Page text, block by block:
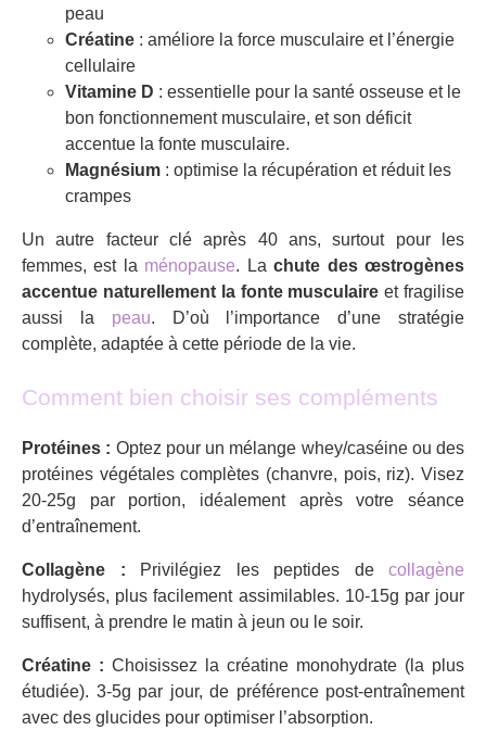
peau
Créatine : améliore la force musculaire et l’énergie
cellulaire
Vitamine D : essentielle pour la santé osseuse et le
bon fonctionnement musculaire, et son déficit
accentue la fonte musculaire.
Magnésium : optimise la récupération et réduit les
crampes
Un autre facteur clé après 40 ans, surtout pour les
femmes, est la ménopause. Lachute des œstrogènes
accentue naturellement la fonte musculaire et fragilise
aussi la peau. D’où l’importance d’une stratégie
complète, adaptée à cette période de la vie.
Comment bien choisir ses compléments
Protéines : Optez pour un mélange whey/caséine ou des
protéines végétales complètes (chanvre, pois, riz). Visez
20-25g par portion, idéalement après votre séance
d’entraînement.
Collagène : Privilégiez les peptides de collagène
hydrolysés, plus facilement assimilables. 10-15g par jour
suffisent, à prendre le matin à jeun ou le soir.
Créatine : Choisissez la créatine monohydrate (la plus
étudiée). 3-5g par jour, de préférence post-entraînement
avec des glucides pour optimiser l’absorption.